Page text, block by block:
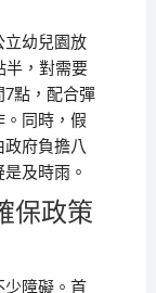
立幼兒園放
半，對需要
7點，配合彈
同時，假
政府負擔八
及時雨。
保政策
少障礙。首